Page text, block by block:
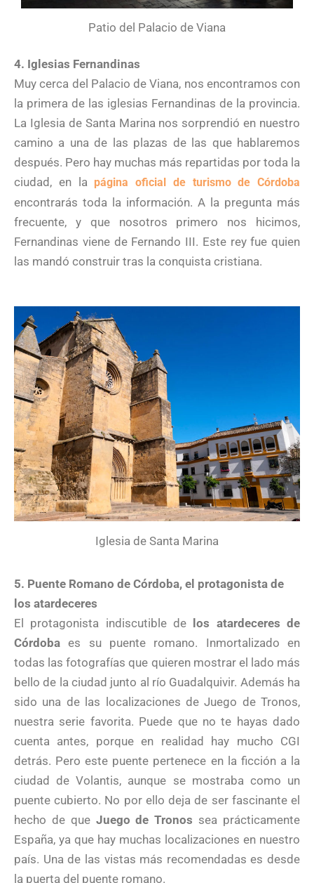
Patio del Palacio de Viana
4. Iglesias Fernandinas
Muy cerca del Palacio de Viana, nos encontramos con
la primera de las iglesias Fernandinas de la provincia.
La Iglesia de Santa Marina nos sorprendió en nuestro
camino a una de las plazas de las que hablaremos
después. Pero hay muchas más repartidas por toda la
ciudad, en la página oficial de turismo de Córdoba
encontrarás toda la información. A la pregunta más
frecuente, y que nosotros primero nos hicimos,
Fernandinas viene de Fernando III. Este rey fue quien
las mandó construir tras la conquista cristiana.
Iglesia de Santa Marina
5. Puente Romano de Córdoba, el protagonista de
los atardeceres
El protagonista indiscutible de
los atardeceres de
Córdoba es su puente romano. Inmortalizado en
todas las fotografías que quieren mostrar el lado más
bello de la ciudad junto al río Guadalquivir. Además ha
sido una de las localizaciones de Juego de Tronos,
nuestra serie favorita. Puede que no te hayas dado
cuenta antes, porque en realidad hay mucho CGI
detrás. Pero este puente pertenece en la ficción a la
ciudad de Volantis, aunque se mostraba como un
puente cubierto. No por ello deja de ser fascinante el
hecho de que Juego de Tronos sea prácticamente
España, ya que hay muchas localizaciones en nuestro
país. Una de las vistas más recomendadas es desde
la puerta del puente romano.